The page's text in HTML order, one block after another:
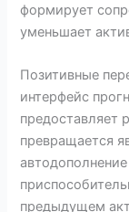
формирует
уменьшает
Позитивные
интерфейс
предоставляет
превращается
предыдущем